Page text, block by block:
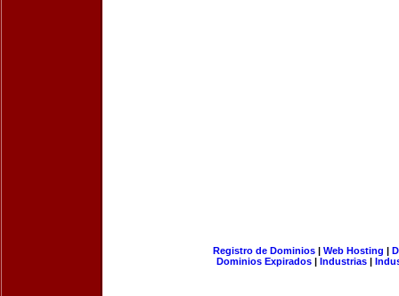
Registro de Dominios| Web Hosting |
Dominios Expirados | Industrias |